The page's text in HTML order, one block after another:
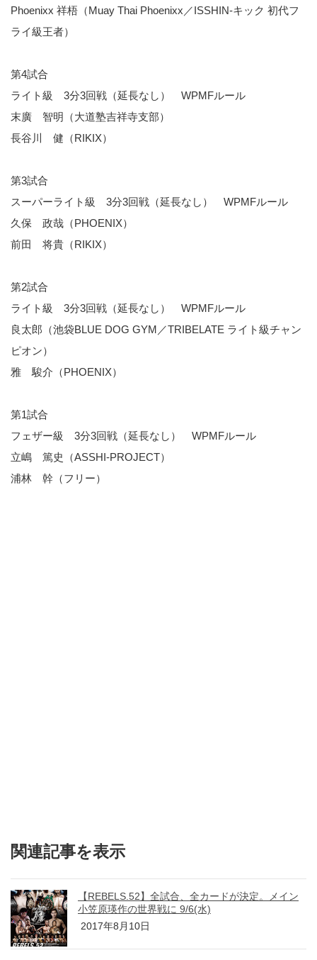
Phoenixx 祥梧（Muay Thai Phoenixx／ISSHIN-キック 初代フ
ライ級王者）
第4試合
ライト級 3分3回戦（延長なし） WPMFルール
末廣 智明（大道塾吉祥寺支部）
長谷川 健（RIKIX）
第3試合
スーパーライト級 3分3回戦（延長なし） WPMFルール
久保 政哉（PHOENIX）
前田 将貴（RIKIX）
第2試合
ライト級 3分3回戦（延長なし） WPMFルール
良太郎（池袋BLUE DOG GYM／TRIBELATE ライト級チャン
ピオン）
雅 駿介（PHOENIX）
第1試合
フェザー級 3分3回戦（延長なし） WPMFルール
立嶋 篤史（ASSHI-PROJECT）
浦林 幹（フリー）
関連記事を表示
【REBELS.52】全試合、全カードが決定。メイン
小笠原瑛作の世界戦に 9/6(水)
2017年8月10日